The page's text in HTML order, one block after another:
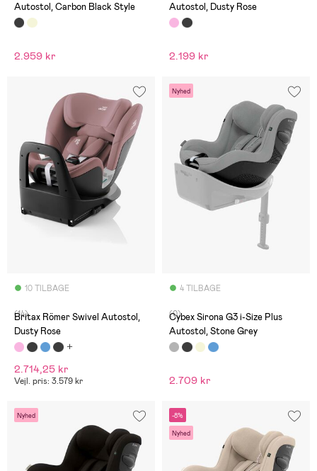
Autostol, Carbon Black Style
2.959 kr
Autostol, Dusty Rose
2.199 kr
10 TILBAGE
(14)
Britax Römer Swivel Autostol,
Dusty Rose
2.714,25 kr
Vejl. pris: 3.579 kr
Nyhed
4 TILBAGE
(0)
Cybex Sirona G3 i-Size Plus
Autostol, Stone Grey
2.709 kr
Nyhed -8%
Nyhed